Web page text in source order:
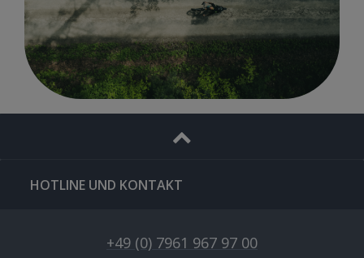
HOTLINE UND KONTAKT
+49 (0) 7961 967 97 00